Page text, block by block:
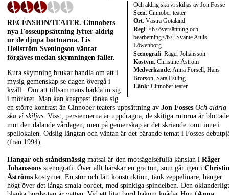
Och aldrig ska vi skiljas av Jon Fosse
Scen: Cinnober teater
Ort: Västra Götaland
Regi: <b>översättning och
bearbetning</b>: Svante Aulis
Löwenborg
Scenografi: Råger Johansson
Kostym: Christine Åström
Medverkande: Anna Forsell, Hans
Brorson, Sara Estling
Länk: Cinnober teater
RECENSION/TEATER. Cinnobers
nya Fosseuppsättning lyfter aldrig
ur de djupa bottnarna. Lis
Hellström Sveningson väntar
förgäves medan skymningen faller.
Kura skymning brukar handla om att i
mysig gemenskap se dagen övergå i
kväll. Om att tillsammans bädda in sig
i mörkret. Man kan knappast tänka sig
en större kontrast än Cinnober teaters uppsättning av Jon Fosses Och aldrig
ska vi skiljas. Visst, persiennerna är uppdragna, de skitiga rutorna är blottade
mot den dalande vårdagen, men på gemenskap är det skriande tomt inne i
spellokalen. Ödslig längtan och väntan är det bärande temat i Fosses
(från 1994).
Hangar och ståndsmässig matsal är den motsägelsefulla känslan i Råger
Johanssons scenografi. Över allt härskar en grå ton, som går igen i
Åströms kostymer. En stor och lätt konstruktion, tänk zeppelinare, hänger
högt över det långa smala bordet, med spinkiga spindelben. Den oklanderligt